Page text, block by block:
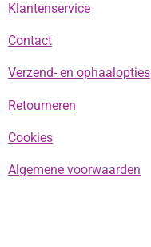
Klantenservice
Contact
Verzend- en ophaalopties
Retourneren
Cookies
Algemene voorwaarden